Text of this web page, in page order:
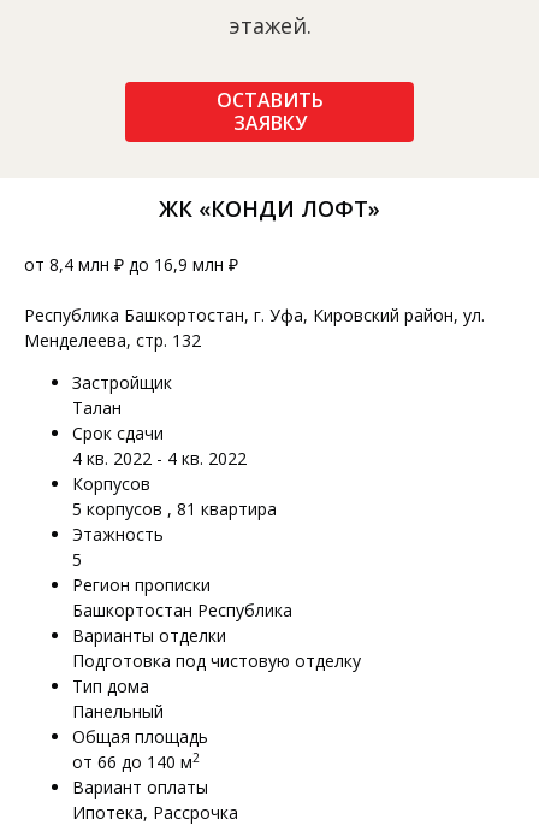
этажей.
ОСТАВИТЬ
ЗАЯВКУ
ЖК «КОНДИ ЛОФТ»
от 8,4 млн ₽ до 16,9 млн ₽
Республика Башкортостан, г. Уфа, Кировский район, ул.
Менделеева, стр. 132
Застройщик
Талан
Срок сдачи
4 кв. 2022 - 4 кв. 2022
Корпусов
5 корпусов , 81 квартира
Этажность
5
Регион прописки
Башкортостан Республика
Варианты отделки
Подготовка под чистовую отделку
Тип дома
Панельный
Общая площадь
от 66 до 140 м2
Вариант оплаты
Ипотека, Рассрочка